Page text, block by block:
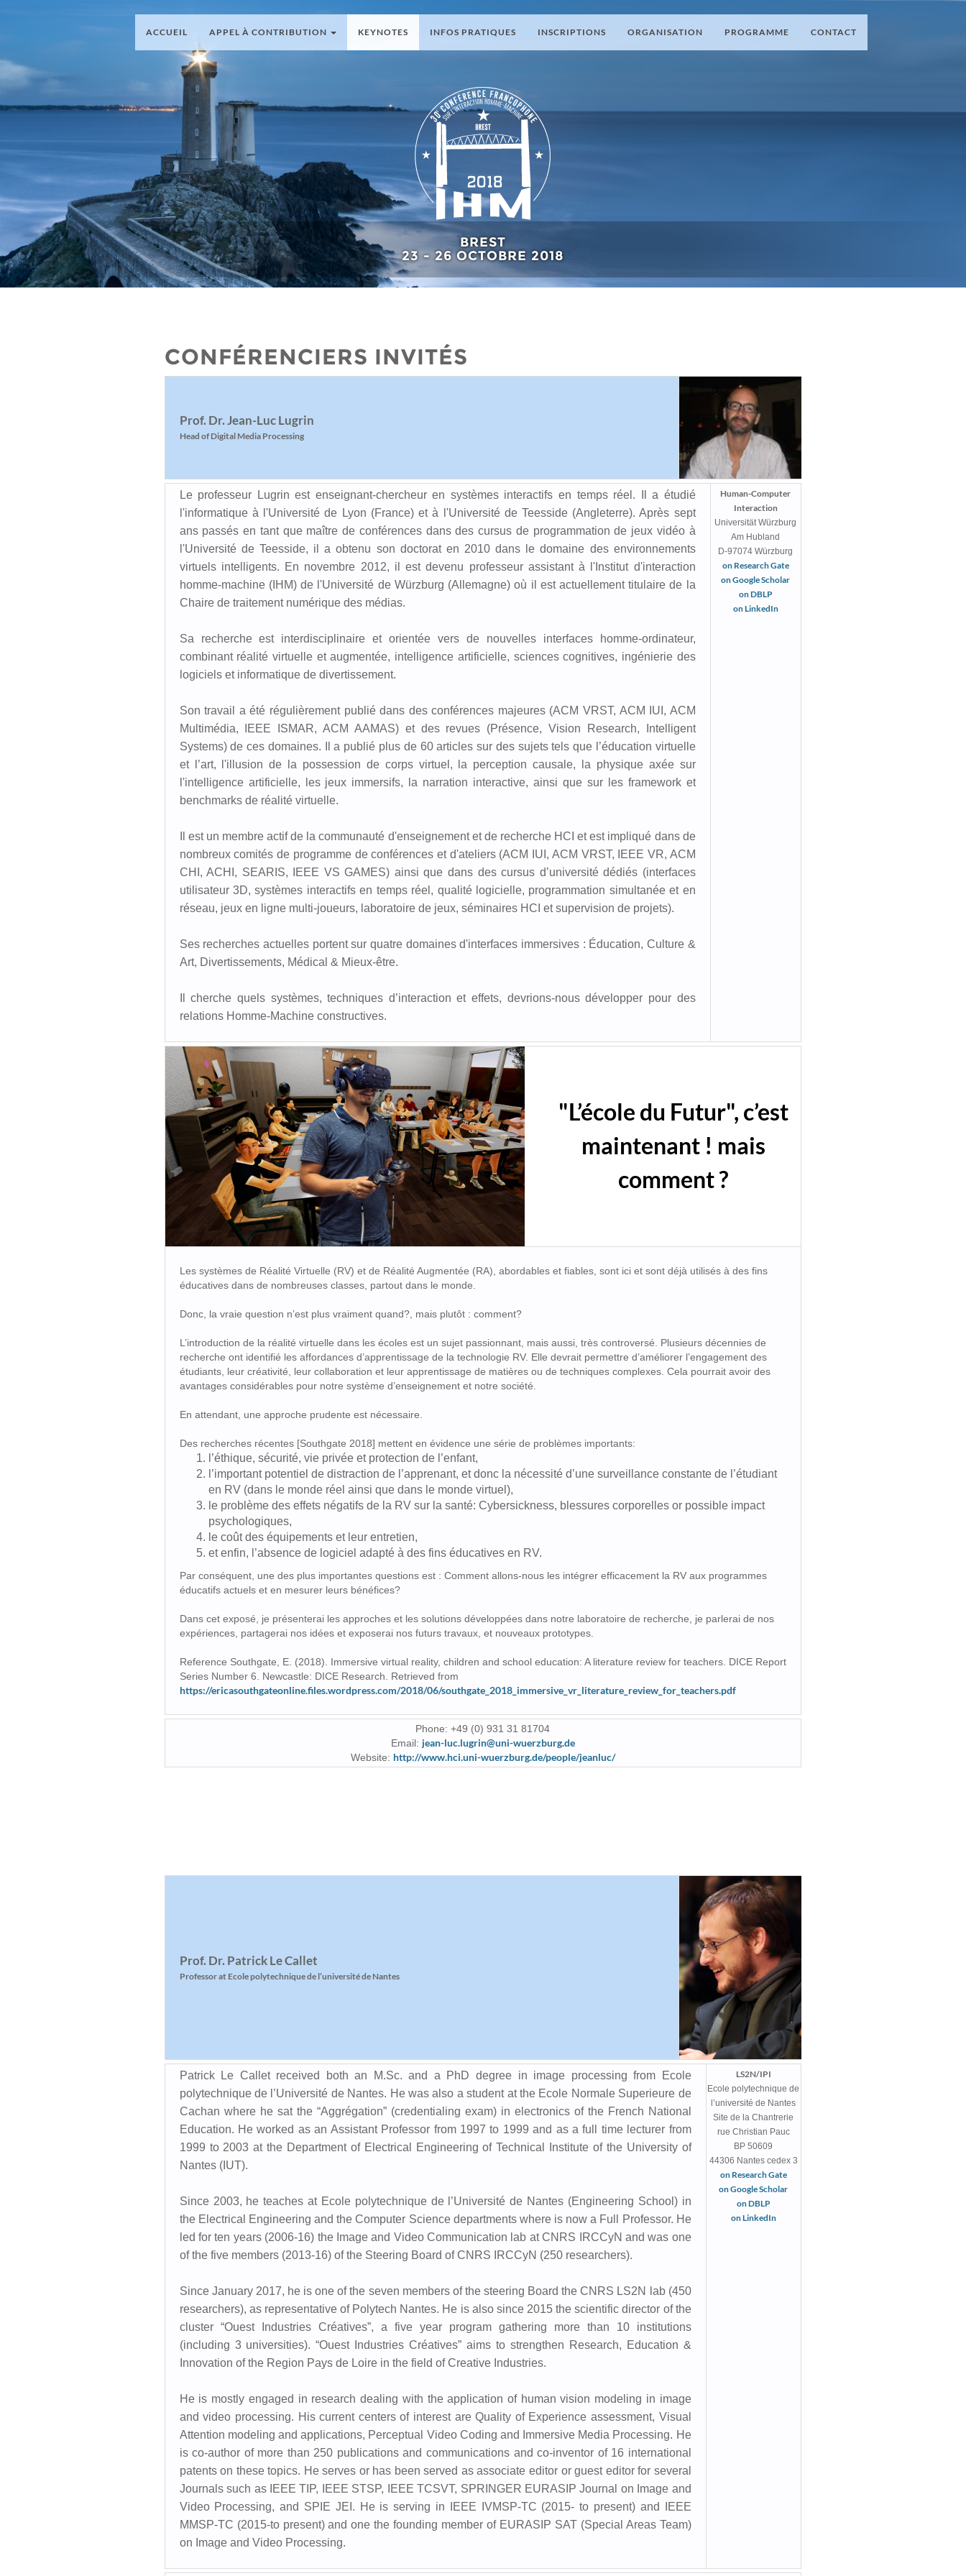
ACCUEIL APPEL À CONTRIBUTION KEYNOTES INFOS PRATIQUES INSCRIPTIONS ORGANISATION PROGRAMME CONTACT
BREST
23 - 26 OCTOBRE 2018
CONFÉRENCIERS INVITÉS
Prof. Dr. Jean-Luc Lugrin
Head of Digital Media Processing
Le professeur Lugrin est enseignant-chercheur en systèmes interactifs en temps réel. Il a étudié
l'informatique à l'Université de Lyon (France) et à l'Université de Teesside (Angleterre). Après sept
ans passés en tant que maître de conférences dans des cursus de programmation de jeux vidéo à
l'Université de Teesside, il a obtenu son doctorat en 2010 dans le domaine des environnements
virtuels intelligents. En novembre 2012, il est devenu professeur assistant à l'Institut d'interaction
homme-machine (IHM) de l'Université de Würzburg (Allemagne) où il est actuellement titulaire de la
Chaire de traitement numérique des médias.
Sa recherche est interdisciplinaire et orientée vers de nouvelles interfaces homme-ordinateur,
combinant réalité virtuelle et augmentée, intelligence artificielle, sciences cognitives, ingénierie des
logiciels et informatique de divertissement.
Son travail a été régulièrement publié dans des conférences majeures (ACM VRST, ACM IUI, ACM
Multimédia, IEEE ISMAR, ACM AAMAS) et des revues (Présence, Vision Research, Intelligent
Systems) de ces domaines. Il a publié plus de 60 articles sur des sujets tels que l’éducation virtuelle
et l’art, l'illusion de la possession de corps virtuel, la perception causale, la physique axée sur
l'intelligence artificielle, les jeux immersifs, la narration interactive, ainsi que sur les framework et
benchmarks de réalité virtuelle.
Il est un membre actif de la communauté d'enseignement et de recherche HCI et est impliqué dans de
nombreux comités de programme de conférences et d'ateliers (ACM IUI, ACM VRST, IEEE VR, ACM
CHI, ACHI, SEARIS, IEEE VS GAMES) ainsi que dans des cursus d’université dédiés (interfaces
utilisateur 3D, systèmes interactifs en temps réel, qualité logicielle, programmation simultanée et en
réseau, jeux en ligne multi-joueurs, laboratoire de jeux, séminaires HCI et supervision de projets).
Ses recherches actuelles portent sur quatre domaines d'interfaces immersives : Éducation, Culture &
Art, Divertissements, Médical & Mieux-être.
Il cherche quels systèmes, techniques d’interaction et effets, devrions-nous développer pour des
relations Homme-Machine constructives.
Human-Computer
Interaction
Universität Würzburg
Am Hubland
D-97074 Würzburg
on Research Gate
on Google Scholar
on DBLP
on LinkedIn
"L’école du Futur", c’est
maintenant ! mais
comment ?
Les systèmes de Réalité Virtuelle (RV) et de Réalité Augmentée (RA), abordables et fiables, sont ici et sont déjà utilisés à des fins
éducatives dans de nombreuses classes, partout dans le monde.
Donc, la vraie question n’est plus vraiment quand?, mais plutôt : comment?
L’introduction de la réalité virtuelle dans les écoles est un sujet passionnant, mais aussi, très controversé. Plusieurs décennies de
recherche ont identifié les affordances d’apprentissage de la technologie RV. Elle devrait permettre d’améliorer l’engagement des
étudiants, leur créativité, leur collaboration et leur apprentissage de matières ou de techniques complexes. Cela pourrait avoir des
avantages considérables pour notre système d’enseignement et notre société.
En attendant, une approche prudente est nécessaire.
Des recherches récentes [Southgate 2018] mettent en évidence une série de problèmes importants:
l’éthique, sécurité, vie privée et protection de l’enfant,
l’important potentiel de distraction de l’apprenant, et donc la nécessité d’une surveillance constante de l’étudiant
en RV (dans le monde réel ainsi que dans le monde virtuel),
le problème des effets négatifs de la RV sur la santé: Cybersickness, blessures corporelles or possible impact
psychologiques,
le coût des équipements et leur entretien,
et enfin, l’absence de logiciel adapté à des fins éducatives en RV.
Par conséquent, une des plus importantes questions est : Comment allons-nous les intégrer efficacement la RV aux programmes
éducatifs actuels et en mesurer leurs bénéfices?
Dans cet exposé, je présenterai les approches et les solutions développées dans notre laboratoire de recherche, je parlerai de nos
expériences, partagerai nos idées et exposerai nos futurs travaux, et nouveaux prototypes.
Reference Southgate, E. (2018). Immersive virtual reality, children and school education: A literature review for teachers. DICE Report
Series Number 6. Newcastle: DICE Research. Retrieved from
https://ericasouthgateonline.files.wordpress.com/2018/06/southgate_2018_immersive_vr_literature_review_for_teachers.pdf
Phone: +49 (0) 931 31 81704
Email: jean-luc.lugrin@uni-wuerzburg.de
Website: http://www.hci.uni-wuerzburg.de/people/jeanluc/
Prof. Dr. Patrick Le Callet
Professor at Ecole polytechnique de l’université de Nantes
Patrick Le Callet received both an M.Sc. and a PhD degree in image processing from Ecole
polytechnique de l’Université de Nantes. He was also a student at the Ecole Normale Superieure de
Cachan where he sat the “Aggrégation” (credentialing exam) in electronics of the French National
Education. He worked as an Assistant Professor from 1997 to 1999 and as a full time lecturer from
1999 to 2003 at the Department of Electrical Engineering of Technical Institute of the University of
Nantes (IUT).
Since 2003, he teaches at Ecole polytechnique de l’Université de Nantes (Engineering School) in
the Electrical Engineering and the Computer Science departments where is now a Full Professor. He
led for ten years (2006-16) the Image and Video Communication lab at CNRS IRCCyN and was one
of the five members (2013-16) of the Steering Board of CNRS IRCCyN (250 researchers).
Since January 2017, he is one of the seven members of the steering Board the CNRS LS2N lab (450
researchers), as representative of Polytech Nantes. He is also since 2015 the scientific director of the
cluster “Ouest Industries Créatives”, a five year program gathering more than 10 institutions
(including 3 universities). “Ouest Industries Créatives” aims to strengthen Research, Education &
Innovation of the Region Pays de Loire in the field of Creative Industries.
He is mostly engaged in research dealing with the application of human vision modeling in image
and video processing. His current centers of interest are Quality of Experience assessment, Visual
Attention modeling and applications, Perceptual Video Coding and Immersive Media Processing. He
is co-author of more than 250 publications and communications and co-inventor of 16 international
patents on these topics. He serves or has been served as associate editor or guest editor for several
Journals such as IEEE TIP, IEEE STSP, IEEE TCSVT, SPRINGER EURASIP Journal on Image and
Video Processing, and SPIE JEI. He is serving in IEEE IVMSP-TC (2015- to present) and IEEE
MMSP-TC (2015-to present) and one the founding member of EURASIP SAT (Special Areas Team)
on Image and Video Processing.
LS2N/IPI
Ecole polytechnique de
l’université de Nantes
Site de la Chantrerie
rue Christian Pauc
BP 50609
44306 Nantes cedex 3
on Research Gate
on Google Scholar
on DBLP
on LinkedIn